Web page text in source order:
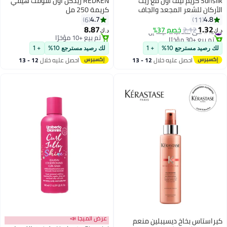
الأركان للشعر المجعد والجاف
4.8
11
د.ك‏1.32
2.12خصم 37% #45 في معالجات ليف إن
تم بيع +30 مؤخرًا
#45 في معالجات ليف إن
لك رصيد مسترجع 10% + 1
احصل عليه خلال 12 - 13
كريمة 250 مل
4.7
6
د.ك‏8.87
تم بيع +10 مؤخرًا
تم بيع +10 مؤخرًا
لك رصيد مسترجع 10% + 1
احصل عليه خلال 12 - 13
كيراستاس بخاخ ديسيبلين منعم عرض الميجا 📣